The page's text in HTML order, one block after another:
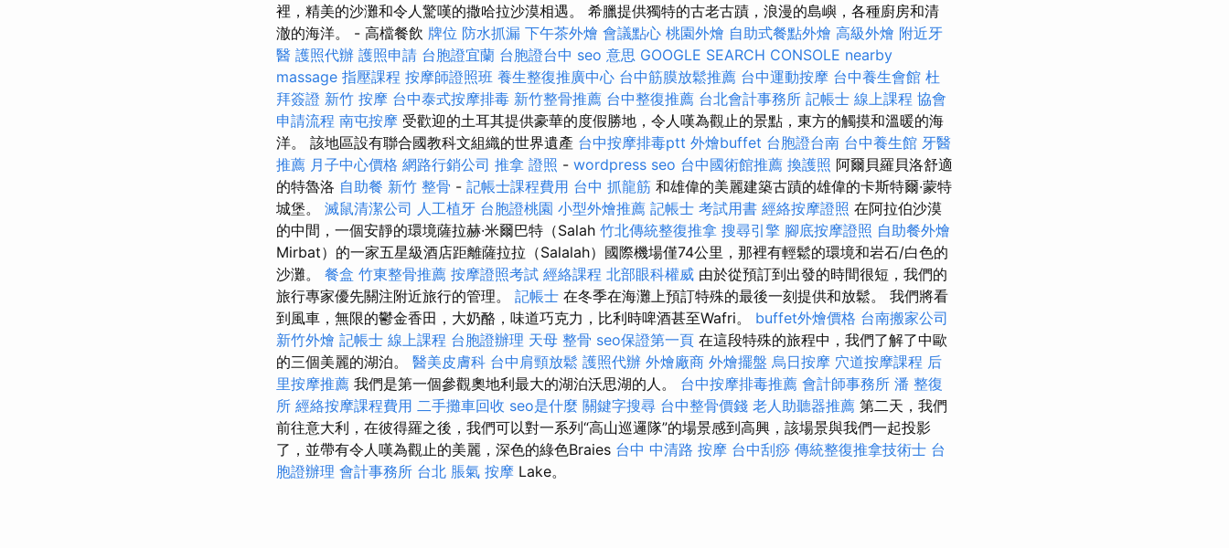
裡，精美的沙灘和令人驚嘆的撒哈拉沙漠相遇。 希臘提供獨特的古老古蹟，浪漫的島嶼，各種廚房和清
澈的海洋。 - 高檔餐飲 牌位 防水抓漏 下午茶外燴 會議點心 桃園外燴 自助式餐點外燴 高級外燴 附近牙
醫 護照代辦 護照申請 台胞證宜蘭 台胞證台中 seo 意思 GOOGLE SEARCH CONSOLE nearby
massage 指壓課程 按摩師證照班 養生整復推廣中心 台中筋膜放鬆推薦 台中運動按摩 台中養生會館 杜
拜簽證 新竹 按摩 台中泰式按摩排毒 新竹整骨推薦 台中整復推薦 台北會計事務所 記帳士 線上課程 協會
申請流程 南屯按摩 受歡迎的土耳其提供豪華的度假勝地，令人嘆為觀止的景點，東方的觸摸和溫暖的海
洋。 該地區設有聯合國教科文組織的世界遺產 台中按摩排毒ptt 外燴buffet 台胞證台南 台中養生館 牙醫
推薦 月子中心價格 網路行銷公司 推拿 證照 - wordpress seo 台中國術館推薦 換護照 阿爾貝羅貝洛舒適
的特魯洛 自助餐 新竹 整骨 - 記帳士課程費用 台中 抓龍筋 和雄偉的美麗建築古蹟的雄偉的卡斯特爾·蒙特
城堡。 滅鼠清潔公司 人工植牙 台胞證桃園 小型外燴推薦 記帳士 考試用書 經絡按摩證照 在阿拉伯沙漠
的中間，一個安靜的環境薩拉赫·米爾巴特（Salah 竹北傳統整復推拿 搜尋引擎 腳底按摩證照 自助餐外燴
Mirbat）的一家五星級酒店距離薩拉拉（Salalah）國際機場僅74公里，那裡有輕鬆的環境和岩石/白色的
沙灘。 餐盒 竹東整骨推薦 按摩證照考試 經絡課程 北部眼科權威 由於從預訂到出發的時間很短，我們的
旅行專家優先關注附近旅行的管理。 記帳士 在冬季在海灘上預訂特殊的最後一刻提供和放鬆。 我們將看
到風車，無限的鬱金香田，大奶酪，味道巧克力，比利時啤酒甚至Wafri。 buffet外燴價格 台南搬家公司
新竹外燴 記帳士 線上課程 台胞證辦理 天母 整骨 seo保證第一頁 在這段特殊的旅程中，我們了解了中歐
的三個美麗的湖泊。 醫美皮膚科 台中肩頸放鬆 護照代辦 外燴廠商 外燴擺盤 烏日按摩 穴道按摩課程 后
里按摩推薦 我們是第一個參觀奧地利最大的湖泊沃思湖的人。 台中按摩排毒推薦 會計師事務所 潘 整復
所 經絡按摩課程費用 二手攤車回收 seo是什麼 關鍵字搜尋 台中整骨價錢 老人助聽器推薦 第二天，我們
前往意大利，在彼得羅之後，我們可以對一系列“高山巡邏隊”的場景感到高興，該場景與我們一起投影
了，並帶有令人嘆為觀止的美麗，深色的綠色Braies 台中 中清路 按摩 台中刮痧 傳統整復推拿技術士 台
胞證辦理 會計事務所 台北 脹氣 按摩 Lake。